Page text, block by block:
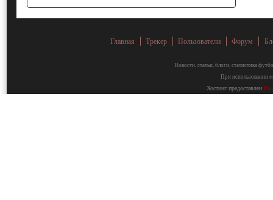
Главная Трекер Пользователи Форум
Новости, статьи, блоги, статистика
При использовании
Хостинг предоставлен